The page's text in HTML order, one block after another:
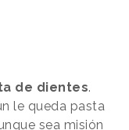
de dientes.
le queda pasta
sea misión